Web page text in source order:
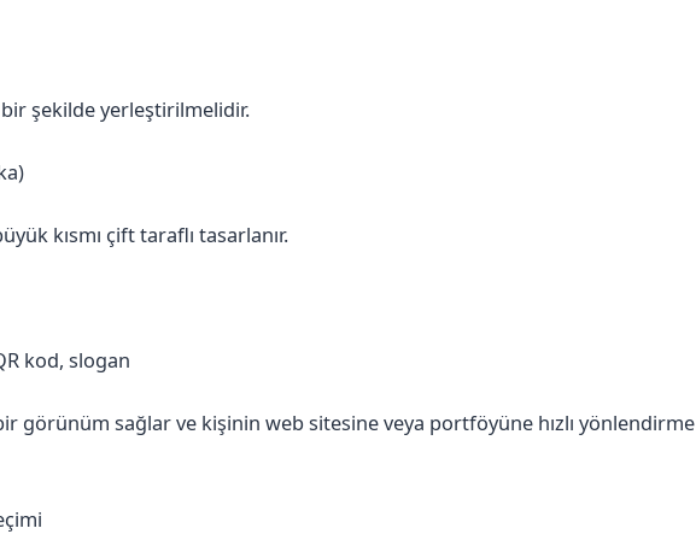
bir şekilde yerleştirilmelidir.
kısmı çift taraflı tasarlanır.
kod, slogan
görünüm sağlar ve kişinin web sitesine veya portföyüne hızlı yönlendirme